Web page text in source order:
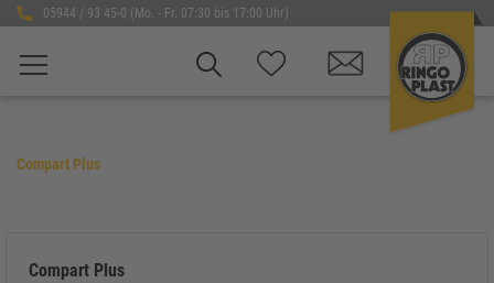
05944 / 93 45-0 (Mo. - Fr. 07:30 bis 17:00 Uhr)
Compart Plus
Compart Plus